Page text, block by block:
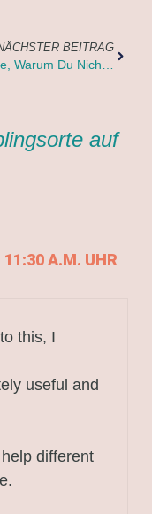
BEITRAG
auf
A.M. UHR
this, I
useful and
different